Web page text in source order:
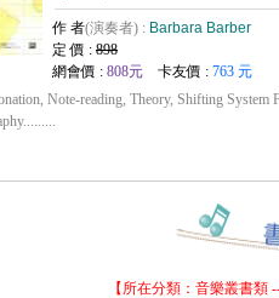
作 者(演奏者) : Barbara Barber
定 價 : 898
網會價 : 808元 卡友價 : 763 元
Note-reading, Theory, Shifting System
【所在分類： 音樂叢書類